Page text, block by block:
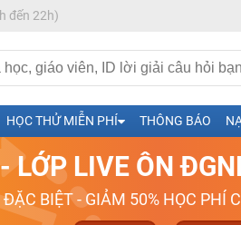
đến 22h)
HỌC THỬ MIỄN PHÍ THÔNG BÁO
LỚP LIVE ÔN
BIỆT - GIẢM 50% HỌC PHÍ
Địa cùng Thầy Cô giỏi, nổi tiếng